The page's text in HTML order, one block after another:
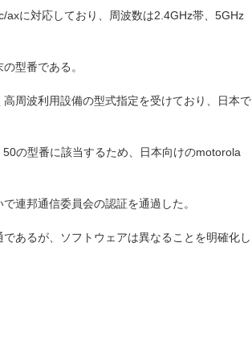
axに対応しており、周波数は2.4GHz帯、5GHz
型番である。
周波利用設備の型式指定を受けており、日本で
の型番に該当するため、日本向けのmotorola
連邦通信委員会の認証を通過した。
あるが、ソフトウェアは異なることを明確化し